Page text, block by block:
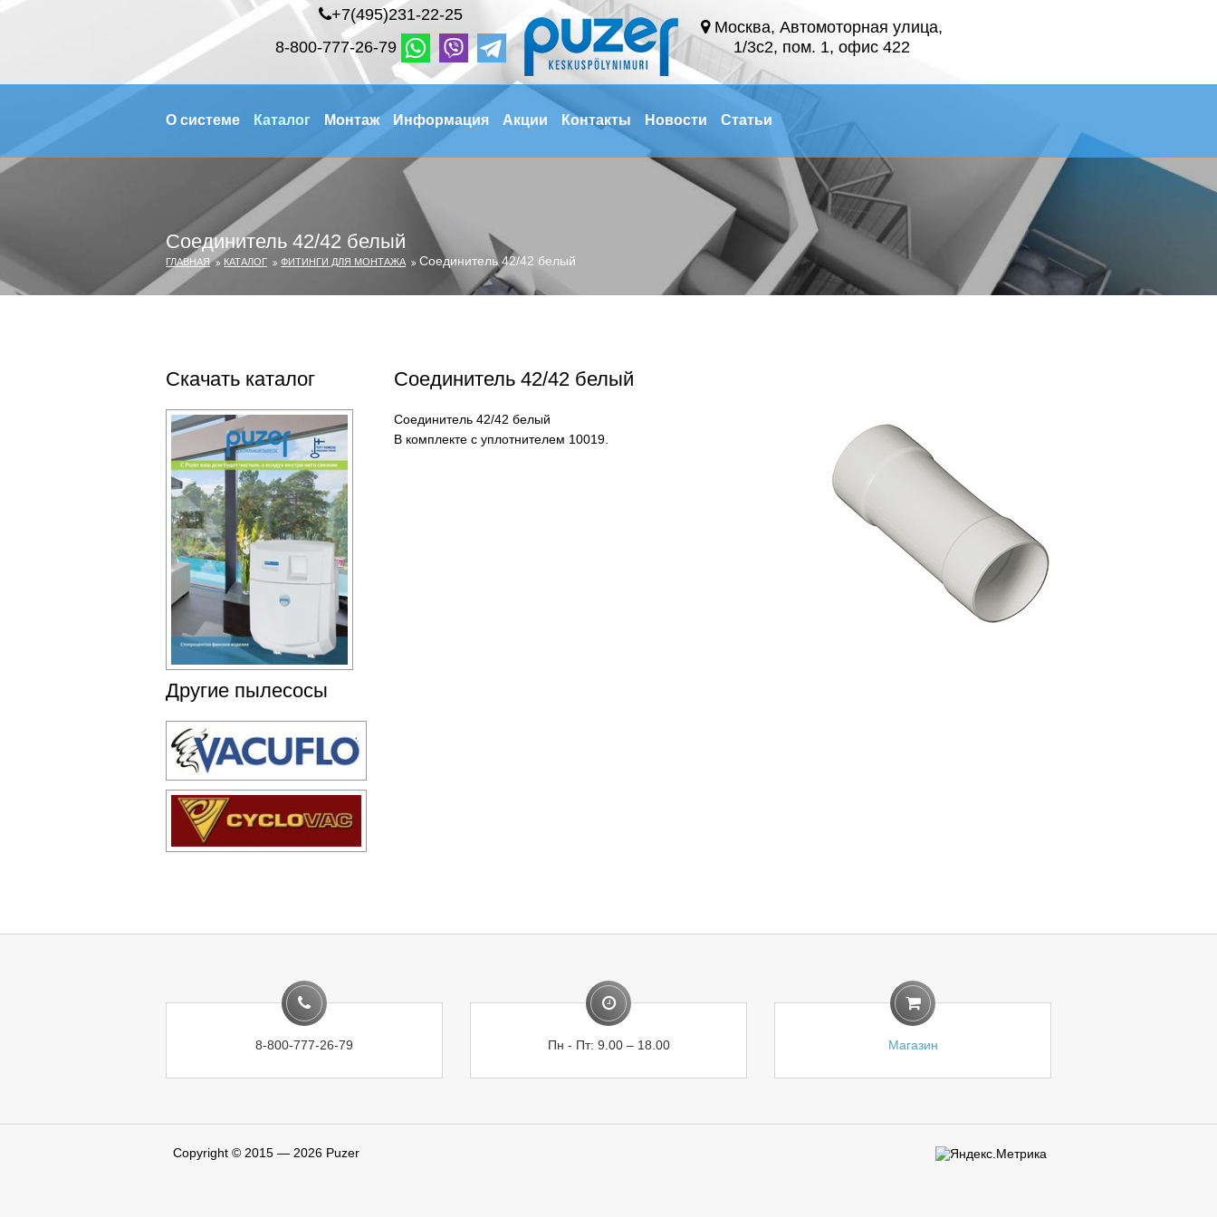
+7(495)231-22-25
8-800-777-26-79
Москва, Автомоторная улица,
1/3с2, пом. 1, офис 422
О системе Каталог Монтаж Информация Акции Контакты Новости Статьи
Соединитель 42/42 белый
ГЛАВНАЯ КАТАЛОГ ФИТИНГИ ДЛЯ МОНТАЖА Соединитель 42/42 белый
Скачать каталог
Другие пылесосы
Соединитель 42/42 белый
Соединитель 42/42 белый
В комплекте с уплотнителем 10019.
8-800-777-26-79 Пн - Пт: 9.00 – 18.00 Магазин
Copyright © 2015 — 2026 Puzer